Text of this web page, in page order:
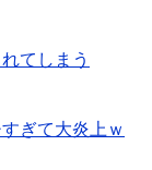
てしまう
ぎて大炎上ｗ